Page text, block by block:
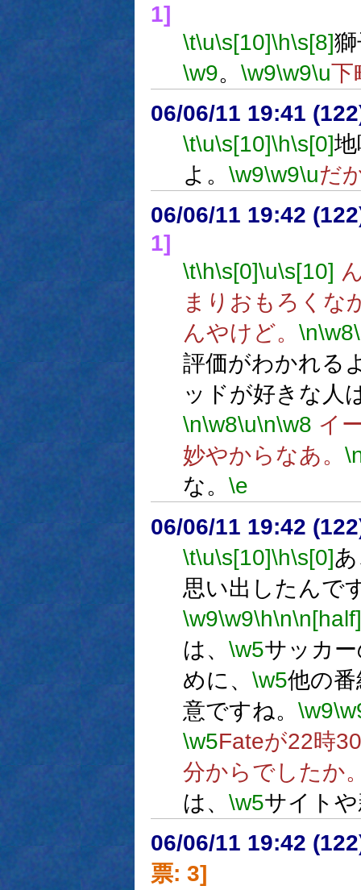
1]
\t\u\s[10]\h\s[8]
\w9。 \w9\w9\u下
06/06/11 19:41
\t\u\s[10]\h\s[0]
よ。 \w9\w9\uだ
06/06/11 19:42
1]
\t\h\s[0]\u\s[10]
まりおもろくな
んやけど。 \n\w8
評価がわかれる
ッドが好きな人
\n\w8\u\n\w8 イ
妙やからなあ。
な。 \e
06/06/11 19:42
\t\u\s[10]\h\s[0]
思い出したんで
\w9\w9\h\n\n[half]
は、 \w5サッカ
めに、 \w5他の
意ですね。 \w9
\w5Fateが22時
分からでしたか
は、 \w5サイト
06/06/11 19:42
票: 3]